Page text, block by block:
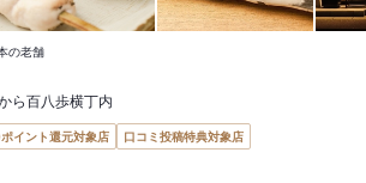
の老舗
ら百八歩横丁内
イント還元対象店
口コミ投稿特典対象店